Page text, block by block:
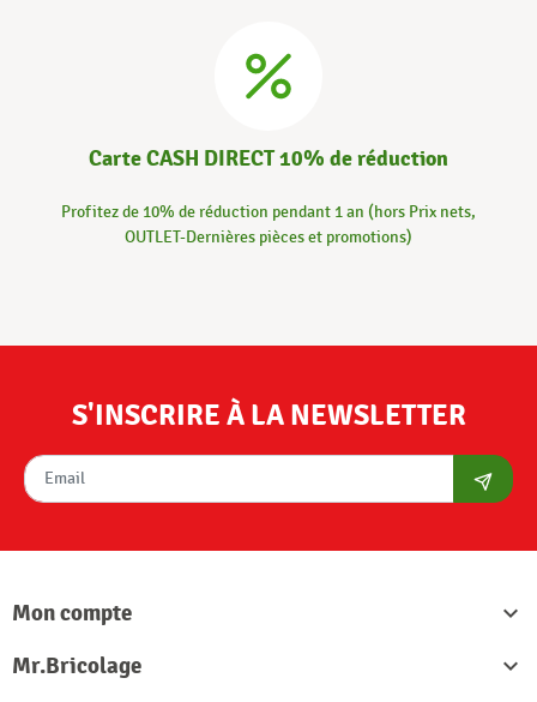
Carte CASH DIRECT 10% de réduction
Profitez de 10% de réduction pendant 1 an (hors Prix nets,
OUTLET-Dernières pièces et promotions)
S'INSCRIRE À LA NEWSLETTER
Mon compte

Mr.Bricolage
